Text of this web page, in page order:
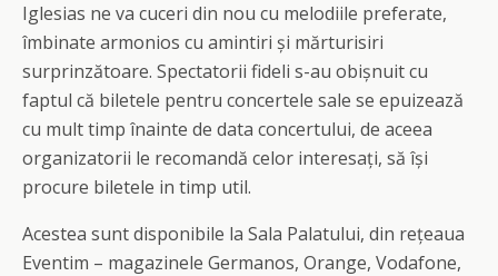
Iglesias ne va cuceri din nou cu melodiile preferate,
îmbinate armonios cu amintiri și mărturisiri
surprinzătoare. Spectatorii fideli s-au obișnuit cu
faptul că biletele pentru concertele sale se epuizează
cu mult timp înainte de data concertului, de aceea
organizatorii le recomandă celor interesați, să își
procure biletele in timp util.
Acestea sunt disponibile la Sala Palatului, din rețeaua
Eventim – magazinele Germanos, Orange, Vodafone,